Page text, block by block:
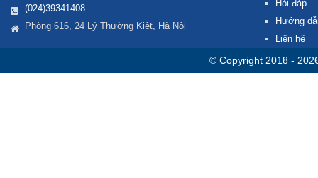
(024)39341408
Phòng 616, 24 Lý Thường Kiệt, Hà Nội
Hỏi đáp
Hướng
Liên hệ
© Copyright 2018 -